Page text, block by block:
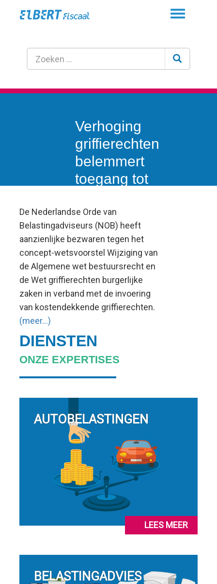
Toggle
Verhoging
griffierechten
belemmert
toegang tot
De Nederlandse Orde van
Belastingadviseurs (NOB) heeft
aanzienlijke bezwaren tegen het
concept-wetsvoorstel Wijziging van
de Algemene wet bestuursrecht en
de Wet griffierechten burgerlijke
zaken in verband met de invoering
van kostendekkende griffierechten.
(meer…)
DIENSTEN
ONZE EXPERTISES
AUTOBELASTINGEN
LEES MEER
BELASTINGADVIES